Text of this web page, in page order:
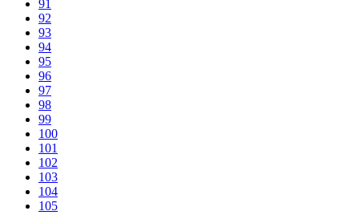
91
92
93
94
95
96
97
98
99
100
101
102
103
104
105